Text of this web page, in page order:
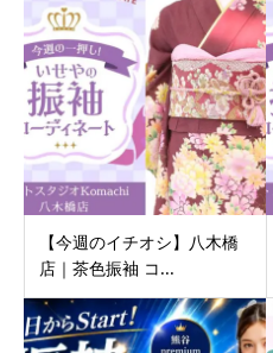
【今週のイチオシ】八木橋
店｜茶色振袖 コ...